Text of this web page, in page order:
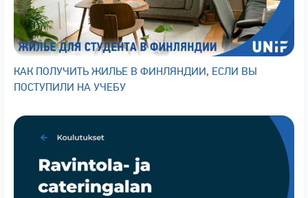
КАК ПОЛУЧИТЬ ЖИЛЬЕ В ФИНЛЯНДИИ, ЕСЛИ ВЫ
ПОСТУПИЛИ НА УЧЕБУ